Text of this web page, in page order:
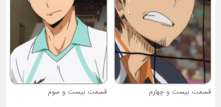
قسمت بیست و سوم